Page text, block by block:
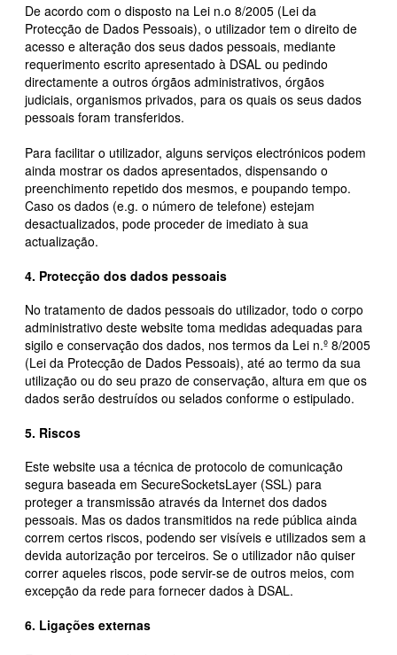
De acordo com o disposto na Lei n.o 8/2005 (Lei da
Protecção de Dados Pessoais), o utilizador tem o direito de
acesso e alteração dos seus dados pessoais, mediante
requerimento escrito apresentado à DSAL ou pedindo
directamente a outros órgãos administrativos, órgãos
judiciais, organismos privados, para os quais os seus dados
pessoais foram transferidos.
Para facilitar o utilizador, alguns serviços electrónicos podem
ainda mostrar os dados apresentados, dispensando o
preenchimento repetido dos mesmos, e poupando tempo.
Caso os dados (e.g. o número de telefone) estejam
desactualizados, pode proceder de imediato à sua
actualização.
4. Protecção dos dados pessoais
No tratamento de dados pessoais do utilizador, todo o corpo
administrativo deste website toma medidas adequadas para
sigilo e conservação dos dados, nos termos da Lei n.º 8/2005
(Lei da Protecção de Dados Pessoais), até ao termo da sua
utilização ou do seu prazo de conservação, altura em que os
dados serão destruídos ou selados conforme o estipulado.
5. Riscos
Este website usa a técnica de protocolo de comunicação
segura baseada em SecureSocketsLayer (SSL) para
proteger a transmissão através da Internet dos dados
pessoais. Mas os dados transmitidos na rede pública ainda
correm certos riscos, podendo ser visíveis e utilizados sem a
devida autorização por terceiros. Se o utilizador não quiser
correr aqueles riscos, pode servir-se de outros meios, com
excepção da rede para fornecer dados à DSAL.
6. Ligações externas